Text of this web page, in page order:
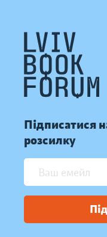
Підписатися
розсилку